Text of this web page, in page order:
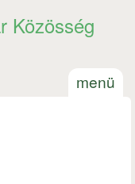
Közösség
menü